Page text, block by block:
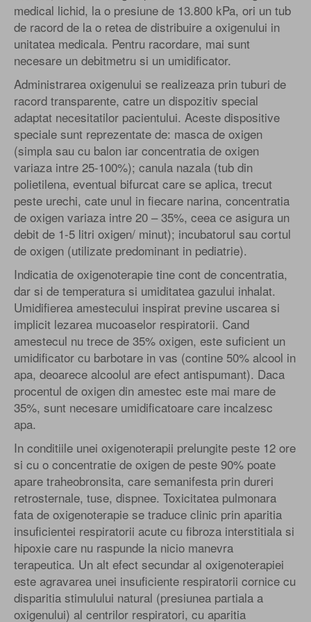
medical lichid, la o presiune de 13.800 kPa, ori un tub
de racord de la o retea de distribuire a oxigenului in
unitatea medicala. Pentru racordare, mai sunt
necesare un debitmetru si un umidificator.
Administrarea oxigenului se realizeaza prin tuburi de
racord transparente, catre un dispozitiv special
adaptat necesitatilor pacientului. Aceste dispositive
speciale sunt reprezentate de: masca de oxigen
(simpla sau cu balon iar concentratia de oxigen
variaza intre 25-100%); canula nazala (tub din
polietilena, eventual bifurcat care se aplica, trecut
peste urechi, cate unul in fiecare narina, concentratia
de oxigen variaza intre 20 – 35%, ceea ce asigura un
debit de 1-5 litri oxigen/ minut); incubatorul sau cortul
de oxigen (utilizate predominant in pediatrie).
Indicatia de oxigenoterapie tine cont de concentratia,
dar si de temperatura si umiditatea gazului inhalat.
Umidifierea amestecului inspirat previne uscarea si
implicit lezarea mucoaselor respiratorii. Cand
amestecul nu trece de 35% oxigen, este suficient un
umidificator cu barbotare in vas (contine 50% alcool in
apa, deoarece alcoolul are efect antispumant). Daca
procentul de oxigen din amestec este mai mare de
35%, sunt necesare umidificatoare care incalzesc
apa.
In conditiile unei oxigenoterapii prelungite peste 12 ore
si cu o concentratie de oxigen de peste 90% poate
apare traheobronsita, care semanifesta prin dureri
retrosternale, tuse, dispnee. Toxicitatea pulmonara
fata de oxigenoterapie se traduce clinic prin aparitia
insuficientei respiratorii acute cu fibroza interstitiala si
hipoxie care nu raspunde la nicio manevra
terapeutica. Un alt efect secundar al oxigenoterapiei
este agravarea unei insuficiente respiratorii cornice cu
disparitia stimulului natural (presiunea partiala a
oxigenului) al centrilor respiratori, cu aparitia